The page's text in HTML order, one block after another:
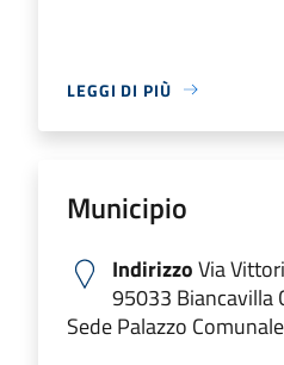
LEGGI DI PIÙ
Municipio
IndirizzoVia
95033 Biancavilla
Sede Palazzo Comunale